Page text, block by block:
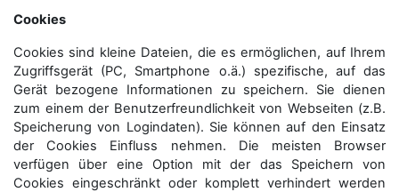
Cookies
Cookies sind kleine Dateien, die es ermöglichen, auf Ihrem
Zugriffsgerät (PC, Smartphone o.ä.) spezifische, auf das
Gerät bezogene Informationen zu speichern. Sie dienen
zum einem der Benutzerfreundlichkeit von Webseiten (z.B.
Speicherung von Logindaten). Sie können auf den Einsatz
der Cookies Einfluss nehmen. Die meisten Browser
verfügen über eine Option mit der das Speichern von
Cookies eingeschränkt oder komplett verhindert werden